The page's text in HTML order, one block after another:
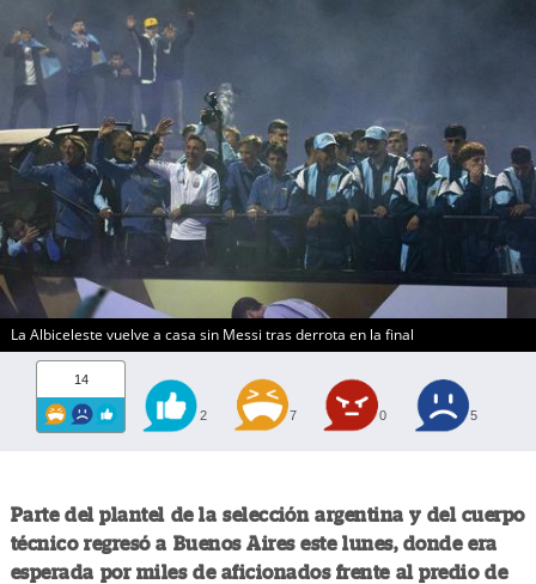
La Albiceleste vuelve a casa sin Messi tras derrota en la final
14
2 7 0 5
Parte del plantel de la selección argentina y del cuerpo
técnico regresó a Buenos Aires este lunes, donde era
esperada por miles de aficionados frente al predio de